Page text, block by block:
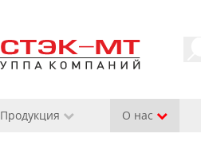
Продукция О нас